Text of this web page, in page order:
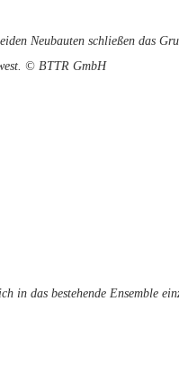
Neubauten schließen das
© BTTR GmbH
in das bestehende Ensemble